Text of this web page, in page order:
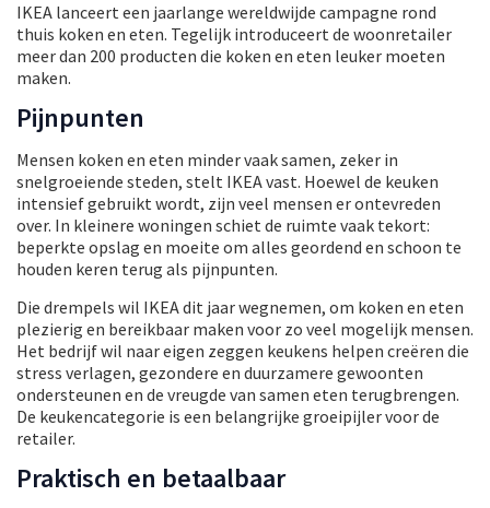
IKEA lanceert een jaarlange wereldwijde campagne rond
thuis koken en eten. Tegelijk introduceert de woonretailer
meer dan 200 producten die koken en eten leuker moeten
maken.
Pijnpunten
Mensen koken en eten minder vaak samen, zeker in
snelgroeiende steden, stelt IKEA vast. Hoewel de keuken
intensief gebruikt wordt, zijn veel mensen er ontevreden
over. In kleinere woningen schiet de ruimte vaak tekort:
beperkte opslag en moeite om alles geordend en schoon te
houden keren terug als pijnpunten.
Die drempels wil IKEA dit jaar wegnemen, om koken en eten
plezierig en bereikbaar maken voor zo veel mogelijk mensen.
Het bedrijf wil naar eigen zeggen keukens helpen creëren die
stress verlagen, gezondere en duurzamere gewoonten
ondersteunen en de vreugde van samen eten terugbrengen.
De keukencategorie is een belangrijke groeipijler voor de
retailer.
Praktisch en betaalbaar